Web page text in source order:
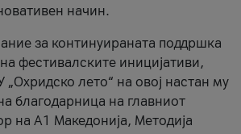
начин.
за континуираната поддршка
фестивалските иницијативи,
„Охридско лето“ на овој настан му
благодарница на главниот
на A1 Македонија, Методија